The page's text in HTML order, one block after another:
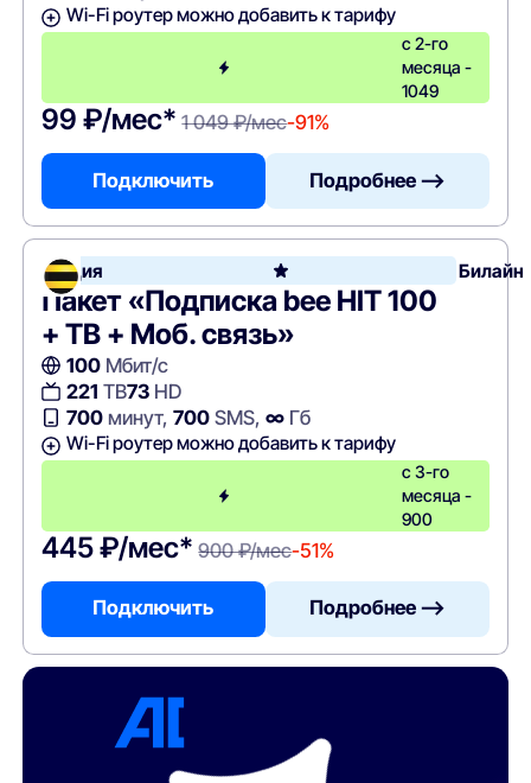
Wi-Fi роутер можно добавить к тарифу
с 2-го
месяца -
1049
99 ₽/мес* 1 049 ₽/мес-91%
Подключить Подробнее —>
Акция Билайн
Пакет «Подписка bee HIT 100
+ ТВ + Моб. связь»
100Мбит/с
221 ТВ73HD
700минут, 700SMS, ∞Гб
Wi-Fi роутер можно добавить к тарифу
с 3-го
месяца -
900
445 ₽/мес* 900 ₽/мес-51%
Подключить Подробнее —>